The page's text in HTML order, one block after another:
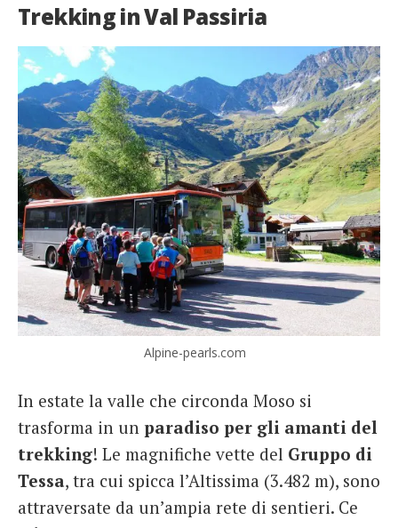
Trekking in Val Passiria
Alpine-pearls.com
In estate la valle che circonda Moso si
trasforma in un paradiso per gli amanti del
trekking! Le magnifiche vette del Gruppo di
Tessa, tra cui spicca l’Altissima (3.482 m), sono
attraversate da un’ampia rete di sentieri. Ce